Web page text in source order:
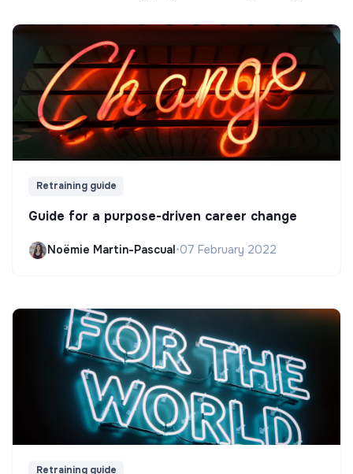
Retraining guide
Guide for a purpose-driven career change
Noëmie Martin-Pascual•07 February 2022
Retraining guide